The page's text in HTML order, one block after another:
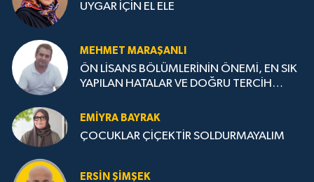
UYGAR İÇİN EL ELE
MEHMET MARAŞANLI
ÖN LİSANS BÖLÜMLERİNİN ÖNEMİ, EN SIK
YAPILAN HATALAR VE DOĞRU TERCİH
EMIYRA BAYRAK
ÇOCUKLAR ÇİÇEKTİR SOLDURMAYALIM
ERSIN ŞIMŞEK